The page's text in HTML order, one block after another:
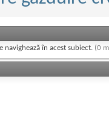
în acest subiect. (0